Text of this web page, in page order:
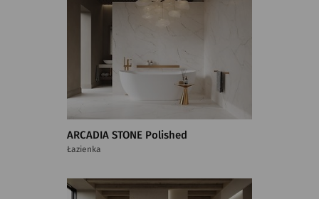
ARCADIA STONE Polished
Łazienka